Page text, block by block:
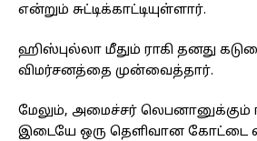
என்றும் சுட்டிக்காட்டியுள்ளார்.
ஹிஸ்புல்லா மீதும் ராகி தனது
விமர்சனத்தை முன்வைத்தார்.
மேலும், அமைச்சர் லெபனானுக்கும்
இடையே ஒரு தெளிவான கோட்டை